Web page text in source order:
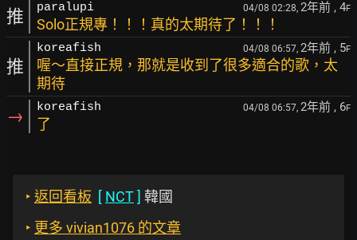
推 paralupi 04/08 02:28, 2年前 , 4F
Solo正規專！！！真的太期待了！！！
推
koreafish 04/08 06:57, 2年前 , 5F
喔～直接正規，那就是收到了很多適合的歌，太
期待
→ koreafish 04/08 06:57, 2年前 , 6F
了
‣ 返回看板 [ NCT] 韓國
‣ 更多 vivian1076 的文章